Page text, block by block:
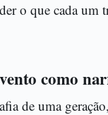
o que cada
como
de uma